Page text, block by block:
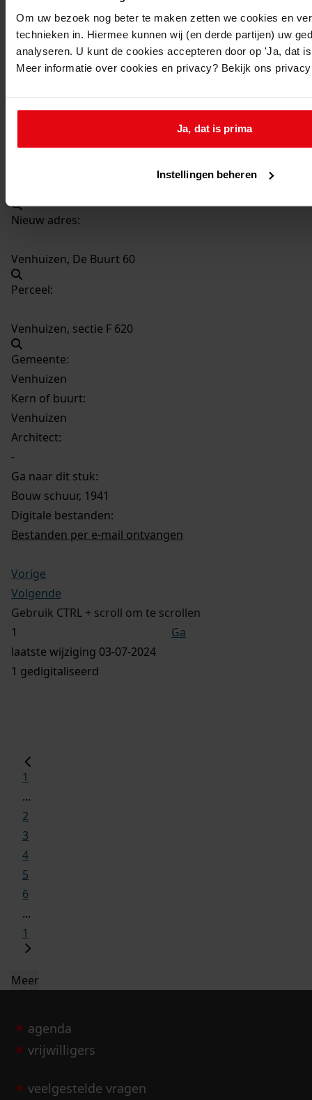
Om uw bezoek nog beter te maken zetten we cookies en
technieken in. Hiermee kunnen wij (en derde partijen) uw
analyseren. U kunt de cookies accepteren door op 'Ja, dat
Meer informatie over cookies en privacy? Bekijk ons
Ja, dat is prima
Instellingen beheren
109Bouw schuur, 1941
Datering:
1941
Beschrijving:
Datum vergunning:
Adres:
Nieuw adres:
Venhuizen, De Buurt 60
Perceel:
Venhuizen, sectie F 620
Gemeente:
Venhuizen
Kern of buurt:
Venhuizen
Architect:
-
Ga naar dit stuk:
Bouw schuur, 1941
Digitale bestanden:
Bestanden per e-mail ontvangen
Vorige
Volgende
Gebruik CTRL + scroll om te scrollen
Ga
laatste wijziging 03-07-2024
1 gedigitaliseerd
1
...
2
3
4
5
6
...
1
Meer
agenda
vrijwilligers
veelgestelde vragen